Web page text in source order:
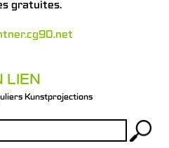
gratuites.
LIEN
Kunstprojections